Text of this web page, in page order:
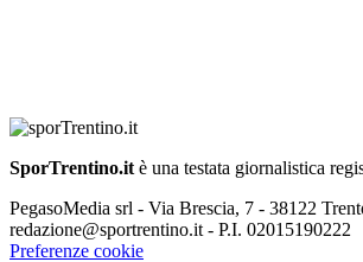
SporTrentino.it è una testata giornalistica
PegasoMedia srl - Via Brescia, 7 - 38122
redazione@sportrentino.it - P.I. 02015190222
Preferenze cookie